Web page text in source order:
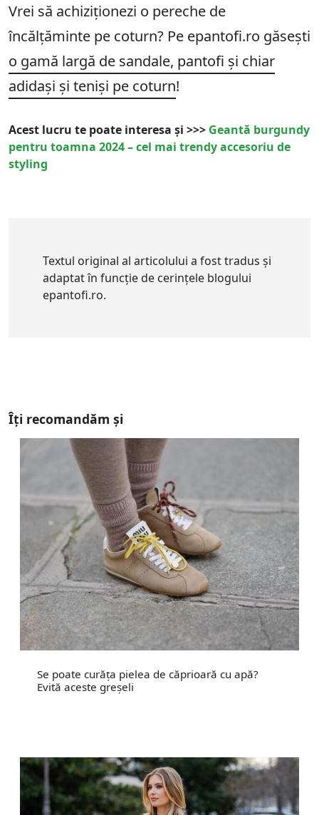
Vrei să achiziționezi o pereche de
încălțăminte pe coturn? Pe epantofi.ro găsești
o gamă largă de sandale, pantofi și chiar
adidași și teniși pe coturn!
Acest lucru te poate interesa și >>> Geantă burgundy
pentru toamna 2024 – cel mai trendy accesoriu de
styling
Textul original al articolului a fost tradus și
adaptat în funcție de cerințele blogului
epantofi.ro.
Îți recomandăm și
Se poate curăța pielea de căprioară cu apă?
Evită aceste greșeli